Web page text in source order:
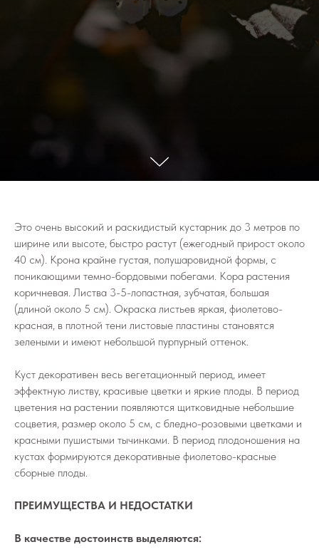
Это очень высокий и раскидистый кустарник до 3 метров по
ширине или высоте, быстро растут (ежегодный прирост около
40 см). Крона крайне густая, полушаровидной формы, с
поникающими темно-бордовыми побегами. Кора растения
коричневая. Листва 3-5-лопастная, зубчатая, большая
(длиной около 5 см). Окраска листьев яркая, фиолетово-
красная, в плотной тени листовые пластины становятся
зелеными и имеют небольшой пурпурный оттенок.
Куст декоративен весь вегетационный период, имеет
эффектную листву, красивые цветки и яркие плоды. В период
цветения на растении появляются щитковидные небольшие
соцветия, размер около 5 см, с бледно-розовыми цветками и
красными пушистыми тычинками. В период плодоношения на
кустах формируются декоративные фиолетово-красные
сборные плоды.
ПРЕИМУЩЕСТВА И НЕДОСТАТКИ
В качестве достоинств выделяются: